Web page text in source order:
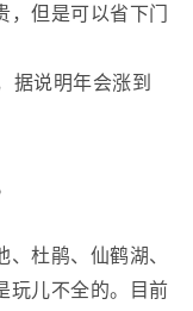
，但是可以省下门
据说明年会涨到
杜鹃、仙鹤湖、
玩儿不全的。目前